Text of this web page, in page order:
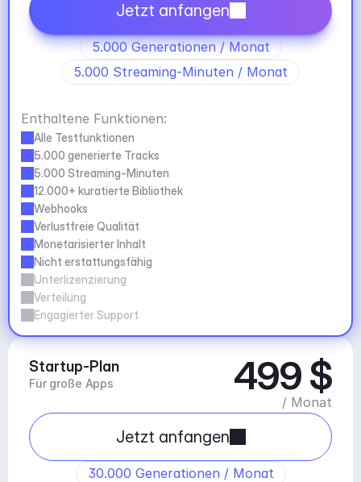
Jetzt anfangen
5.000 Generationen / Monat
5.000 Streaming-Minuten / Monat
Enthaltene Funktionen:
Alle Testfunktionen
5.000 generierte Tracks
5.000 Streaming-Minuten
12.000+ kuratierte Bibliothek
Webhooks
Verlustfreie Qualität
Monetarisierter Inhalt
Nicht erstattungsfähig
Unterlizenzierung
Verteilung
Engagierter Support
Startup-Plan
Für große Apps 499 $
/ Monat
Jetzt anfangen
30.000 Generationen / Monat